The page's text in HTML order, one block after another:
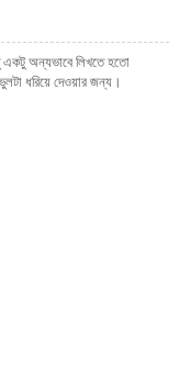
একটু অন্যভাবে লিখতে হতো
ধরিয়ে দেওয়ার জন্য।